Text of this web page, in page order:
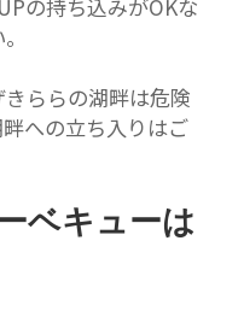
の持ち込みがOKな
ららの湖畔は危険
への立ち入りはご
ベキューは